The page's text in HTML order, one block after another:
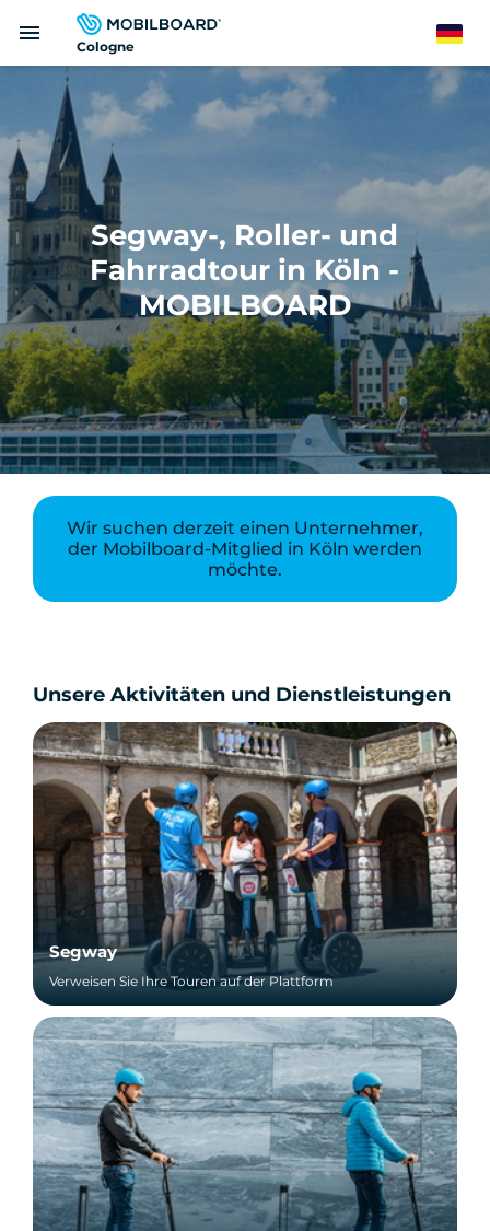
zum
Cologne
menu German
Segway-, Roller- und
Fahrradtour in Köln -
MOBILBOARD
Wir suchen derzeit einen Unternehmer,
der Mobilboard-Mitglied in Köln werden
möchte.
Unsere Aktivitäten und Dienstleistungen
Segway
Verweisen Sie Ihre Touren auf der Plattform